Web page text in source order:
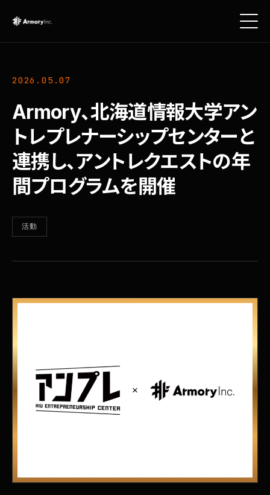
2026.05.07
Armory、北海道情報大学アン
トレプレナーシップセンターと
連携し、アントレクエストの年
間プログラムを開催
活動